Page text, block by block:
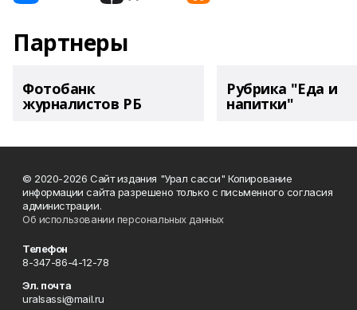
Партнеры
Фотобанк
журналистов РБ
Рубрика "Еда и
напитки"
© 2020-2026 Сайт издания "Урал сасси" Копирование
информации сайта разрешено только с письменного согласия
администрации.
Об использовании персональных данных
Телефон
8-347-86-4-12-78
Эл. почта
uralsassi@mail.ru